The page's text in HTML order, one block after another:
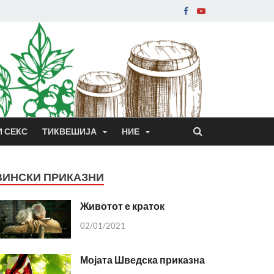
СЕКС ТИКВЕШИЈА НИЕ
ПРИКАЗНИ
Животот е краток
02/01/2021
Мојата Шведска приказна